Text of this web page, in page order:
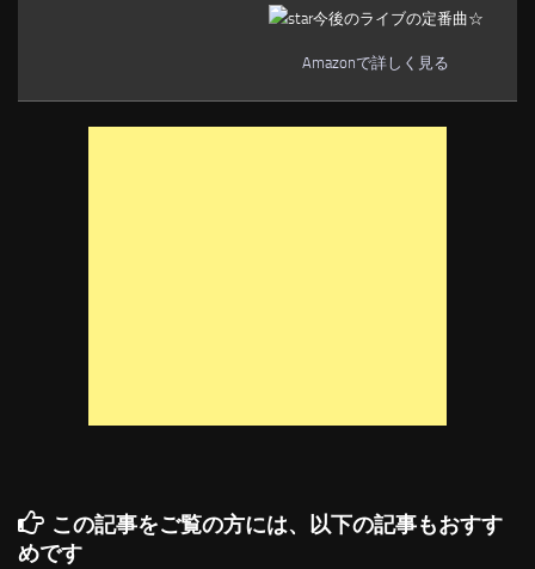
今後のライブの定番曲☆
Amazonで詳しく見る
この記事をご覧の方には、以下の記事もおすす
めです